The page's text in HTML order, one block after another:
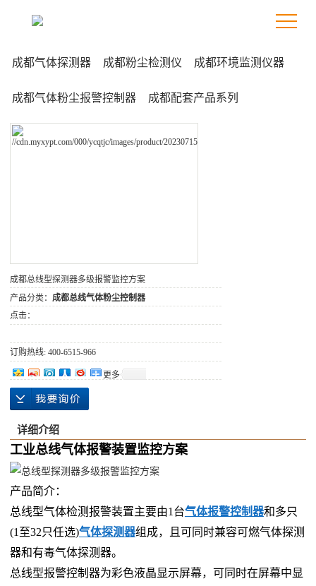
成都气体探测器 成都粉尘检测仪 成都环境监测仪器
成都气体粉尘报警控制器 成都配套产品系列
成都总线型探测器多级报警监控方案
产品分类： 成都总线气体粉尘控制器
点击：
订购热线: 400-6515-966
更多
详细介绍
工业总线气体报警装置监控方案
产品简介：
总线型气体检测报警装置主要由1台气体报警控制器和多只
(1至32只任选)气体探测器组成，且可同时兼容可燃气体探测
器和有毒气体探测器。
总线型报警控制器为彩色液晶显示屏幕，可同时在屏幕中显